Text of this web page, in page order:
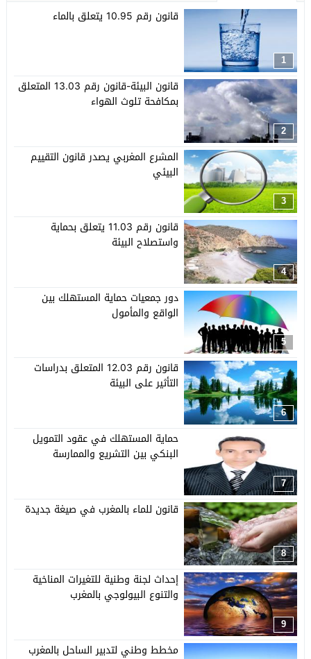
1
قانون رقم 10.95 يتعلق بالماء
2
قانون البيئة-قانون رقم 13.03 المتعلق
بمكافحة تلوث الهواء
3
المشرع المغربي يصدر قانون التقييم
البيئي
4
قانون رقم 11.03 يتعلق بحماية
واستصلاح البيئة
5
دور جمعيات حماية المستهلك بين
الواقع والمأمول
6
قانون رقم 12.03 المتعلق بدراسات
التأثير على البيئة
7
حماية المستهلك في عقود التمويل
البنكي بين التشريع والممارسة
8
قانون للماء بالمغرب في صيغة جديدة
9
إحداث لجنة وطنية للتغيرات المناخية
والتنوع البيولوجي بالمغرب
مخطط وطني لتدبير الساحل بالمغرب